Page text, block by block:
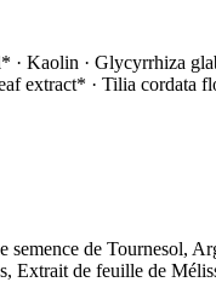
Kaolin · Glycyrrhiza
extract* · Tilia
de Tournesol,
Extrait de feuille de